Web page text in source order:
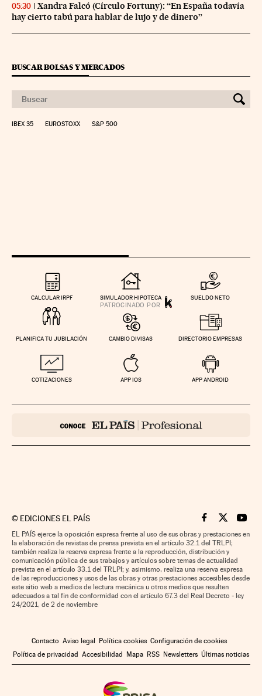
05:30
Xandra Falcó (Círculo Fortuny): “En España todavía
hay cierto tabú para hablar de lujo y de dinero”
BUSCAR BOLSAS Y MERCADOS
IBEX 35 EUROSTOXX S&P 500
CALCULAR IRPF SIMULADOR HIPOTECA SUELDO NETO
PLANIFICA TU JUBILACIÓN CAMBIO DIVISAS DIRECTORIO EMPRESAS
COTIZACIONES APP IOS APP ANDROID
© EDICIONES EL PAÍS Cinco Días en
Cinco Días
Cinco
EL PAÍS ejerce la oposición expresa frente al uso de sus obras y prestaciones en
la elaboración de revistas de prensa prevista en el artículo 32.1 del TRLPI;
también realiza la reserva expresa frente a la reproducción, distribución y
comunicación pública de sus trabajos y artículos sobre temas de actualidad
prevista en el artículo 33.1 del TRLPI; y, asimismo, realiza una reserva expresa
de las reproducciones y usos de las obras y otras prestaciones accesibles desde
este sitio web a medios de lectura mecánica u otros medios que resulten
adecuados a tal fin de conformidad con el artículo 67.3 del Real Decreto - ley
24/2021, de 2 de noviembre
Contacto Aviso legal Política cookies Configuración de cookies
Política de privacidad Accesibilidad Mapa RSS Newsletters Últimas noticias